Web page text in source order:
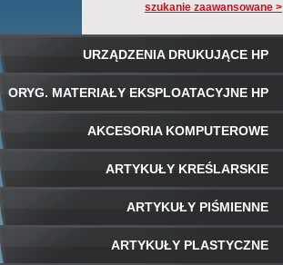
szukanie zaawansowane >
URZĄDZENIA DRUKUJĄCE HP
ORYG. MATERIAŁY EKSPLOATACYJNE HP
AKCESORIA KOMPUTEROWE
ARTYKUŁY KREŚLARSKIE
ARTYKUŁY PIŚMIENNE
ARTYKUŁY PLASTYCZNE